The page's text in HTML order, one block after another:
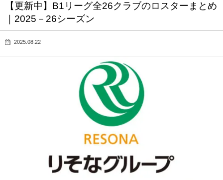
【更新中】B1リーグ全26クラブのロスターまとめ
｜2025－26シーズン
2025.08.22